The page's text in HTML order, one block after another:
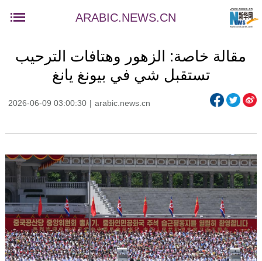
ARABIC.NEWS.CN
مقالة خاصة: الزهور وهتافات الترحيب
تستقبل شي في بيونغ يانغ
2026-06-09 03:00:30 | arabic.news.cn